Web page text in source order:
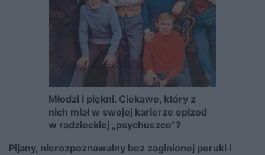
Młodzi i piękni. Ciekawe, który z
nich miał w swojej karierze epizod
w radzieckiej „psychuszce”?
Pijany, nierozpoznawalny bez zaginionej peruki i